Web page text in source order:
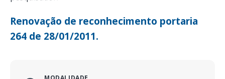
Renovação de reconhecimento portaria
264 de 28/01/2011.